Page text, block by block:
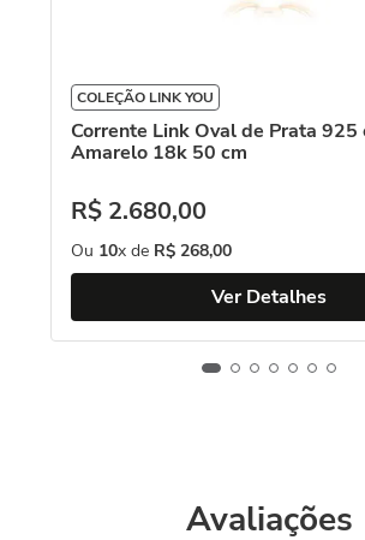
COLEÇÃO LINK YOU
Corrente Link Oval de Prata 925
Amarelo 18k 50 cm
R$ 2.680,00
Ou 10x de R$ 268,00
Ver Detalhes
Avaliações